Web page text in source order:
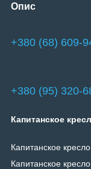
Опис
+380 (68) 609-
+380 (95) 320-
Капитанское
Капитанское
Капитанское